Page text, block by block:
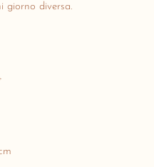
giorno diversa.